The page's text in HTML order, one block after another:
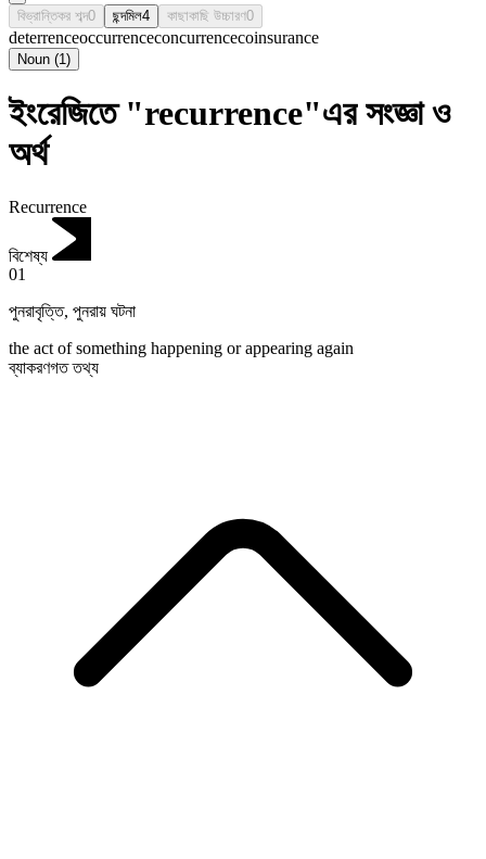
বিভ্রান্তিকর শব্দ0 ছন্দমিল4 কাছাকাছি উচ্চারণ0
deterrenceoccurrenceconcurrencecoinsurance
Noun (1)
ইংরেজিতে "recurrence"এর সংজ্ঞা ও
অর্থ
Recurrence
বিশেষ্য
01
পুনরাবৃত্তি, পুনরায় ঘটনা
the act of something happening or appearing again
ব্যাকরণগত তথ্য